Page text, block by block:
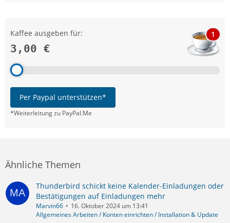
Kaffee ausgeben für:
3,00 €
1
Per Paypal unterstützen*
*Weiterleitung zu PayPal.Me
Ähnliche Themen
Thunderbird schickt keine Kalender-Einladungen oder
Bestätigungen auf Einladungen mehr
Marvin66
16. Oktober 2024 um 13:41
Allgemeines Arbeiten / Konten einrichten / Installation & Update